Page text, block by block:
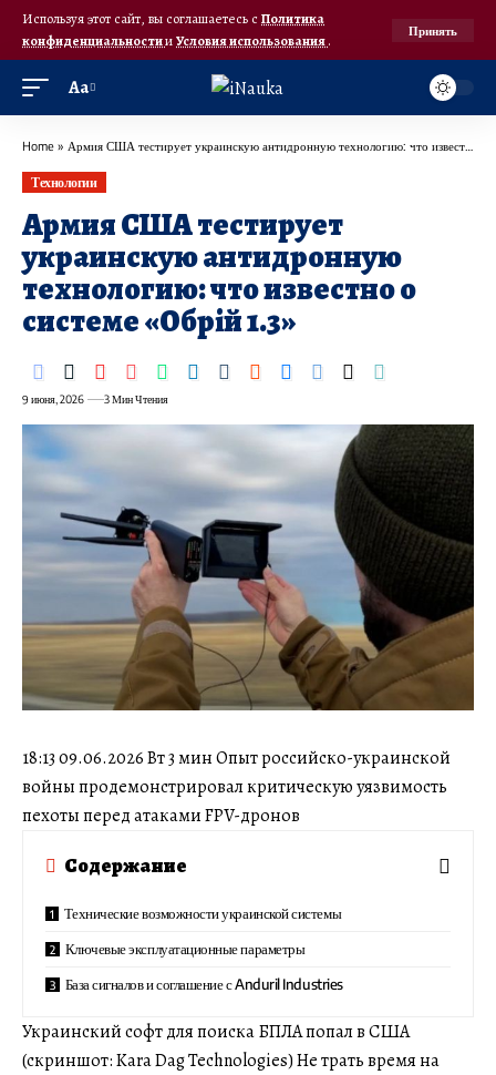
Используя этот сайт, вы соглашаетесь с Политика
конфиденциальностииУсловия использования.
Принять
Аа
Home » Армия США тестирует украинскую антидронную технологию: что известно о системе «Обрій 1.3»
Технологии
Армия США тестирует
украинскую антидронную
технологию: что известно о
системе «Обрій 1.3»
9 июня, 2026 3 Мин Чтения
18:13 09.06.2026 Вт 3 мин Опыт российско-украинской
войны продемонстрировал критическую уязвимость
пехоты перед атаками FPV-дронов
Содержание
Технические возможности украинской системы
Ключевые эксплуатационные параметры
База сигналов и соглашение с Anduril Industries
Украинский софт для поиска БПЛА попал в США
(скриншот: Kara Dag Technologies) Не трать время на